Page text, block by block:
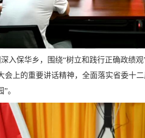
入保华乡，围绕“树立和践行正确政绩
会上的重要讲话精神，全面落实省委十
。